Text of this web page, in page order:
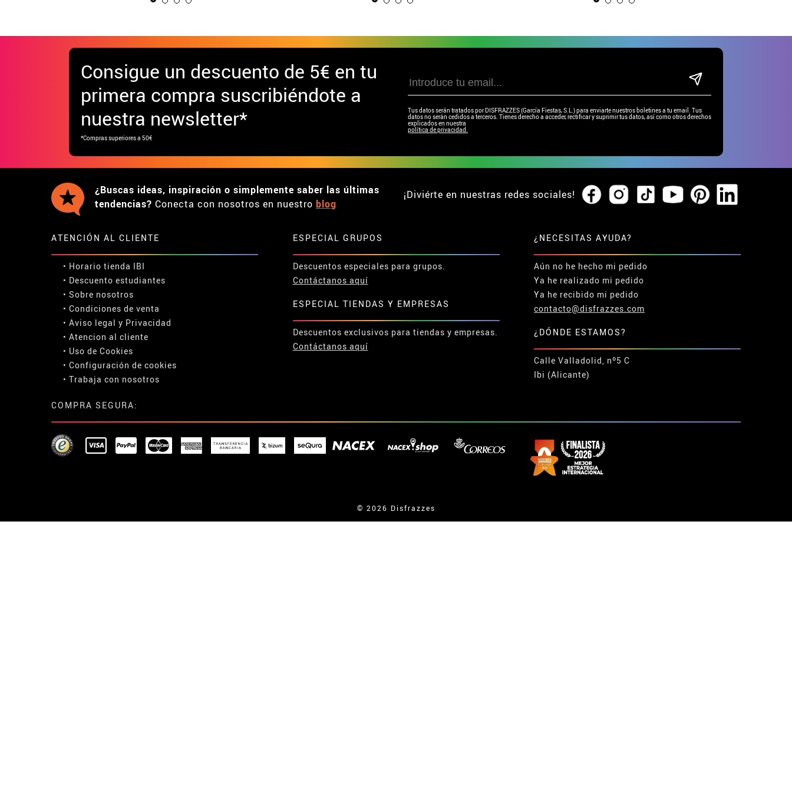
Consigue un descuento de 5€ en tu
primera compra suscribiéndote a
nuestra newsletter*
*Compras superiores a 50€
Tus datos serán tratados por DISFRAZZES (García Fiestas, S.L.) para enviarte nuestros boletines a tu email. Tus
datos no serán cedidos a terceros. Tienes derecho a acceder, rectificar y suprimir tus datos, así como otros derechos
explicados en nuestra
política de privacidad.
¿Buscas ideas, inspiración o simplemente saber las últimas
tendencias? Conecta con nosotros en nuestro blog
¡Diviérte en nuestras redes sociales!
ATENCIÓN AL CLIENTE
• Horario tienda IBI
• Descuento estudiantes
• Sobre nosotros
• Condiciones de venta
• Aviso legal y Privacidad
• Atencion al cliente
• Uso de Cookies
• Configuración de cookies
• Trabaja con nosotros
ESPECIAL GRUPOS
Descuentos especiales para grupos.
Contáctanos aquí
ESPECIAL TIENDAS Y EMPRESAS
Descuentos exclusivos para tiendas y empresas.
Contáctanos aquí
¿NECESITAS AYUDA?
Aún no he hecho mi pedido
Ya he realizado mi pedido
Ya he recibido mi pedido
contacto@disfrazzes.com
¿DÓNDE ESTAMOS?
Calle Valladolid, nº5 C
Ibi (Alicante)
COMPRA SEGURA:
© 2026 Disfrazzes